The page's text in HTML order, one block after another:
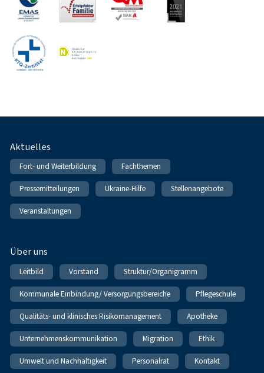
Fußnavigation
Aktuelles
Fort- und Weiterbildung Fachthemen
Pressemitteilungen Ukraine-Hilfe Stellenangebote
Veranstaltungen
Über uns
Leitbild Vorstand Struktur/Organigramm
Kommunale Einbindung/ Versorgungsbereiche Pflegeschule
Qualitäts- und klinisches Risikomanagement Apotheke
Unternehmenskommunikation Migration Ethik
Umwelt und Nachhaltigkeit Personalrat Kontakt